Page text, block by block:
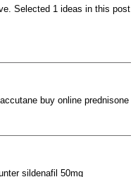
Selected 1 ideas in this post
accutane buy online prednisone
sildenafil 50mg